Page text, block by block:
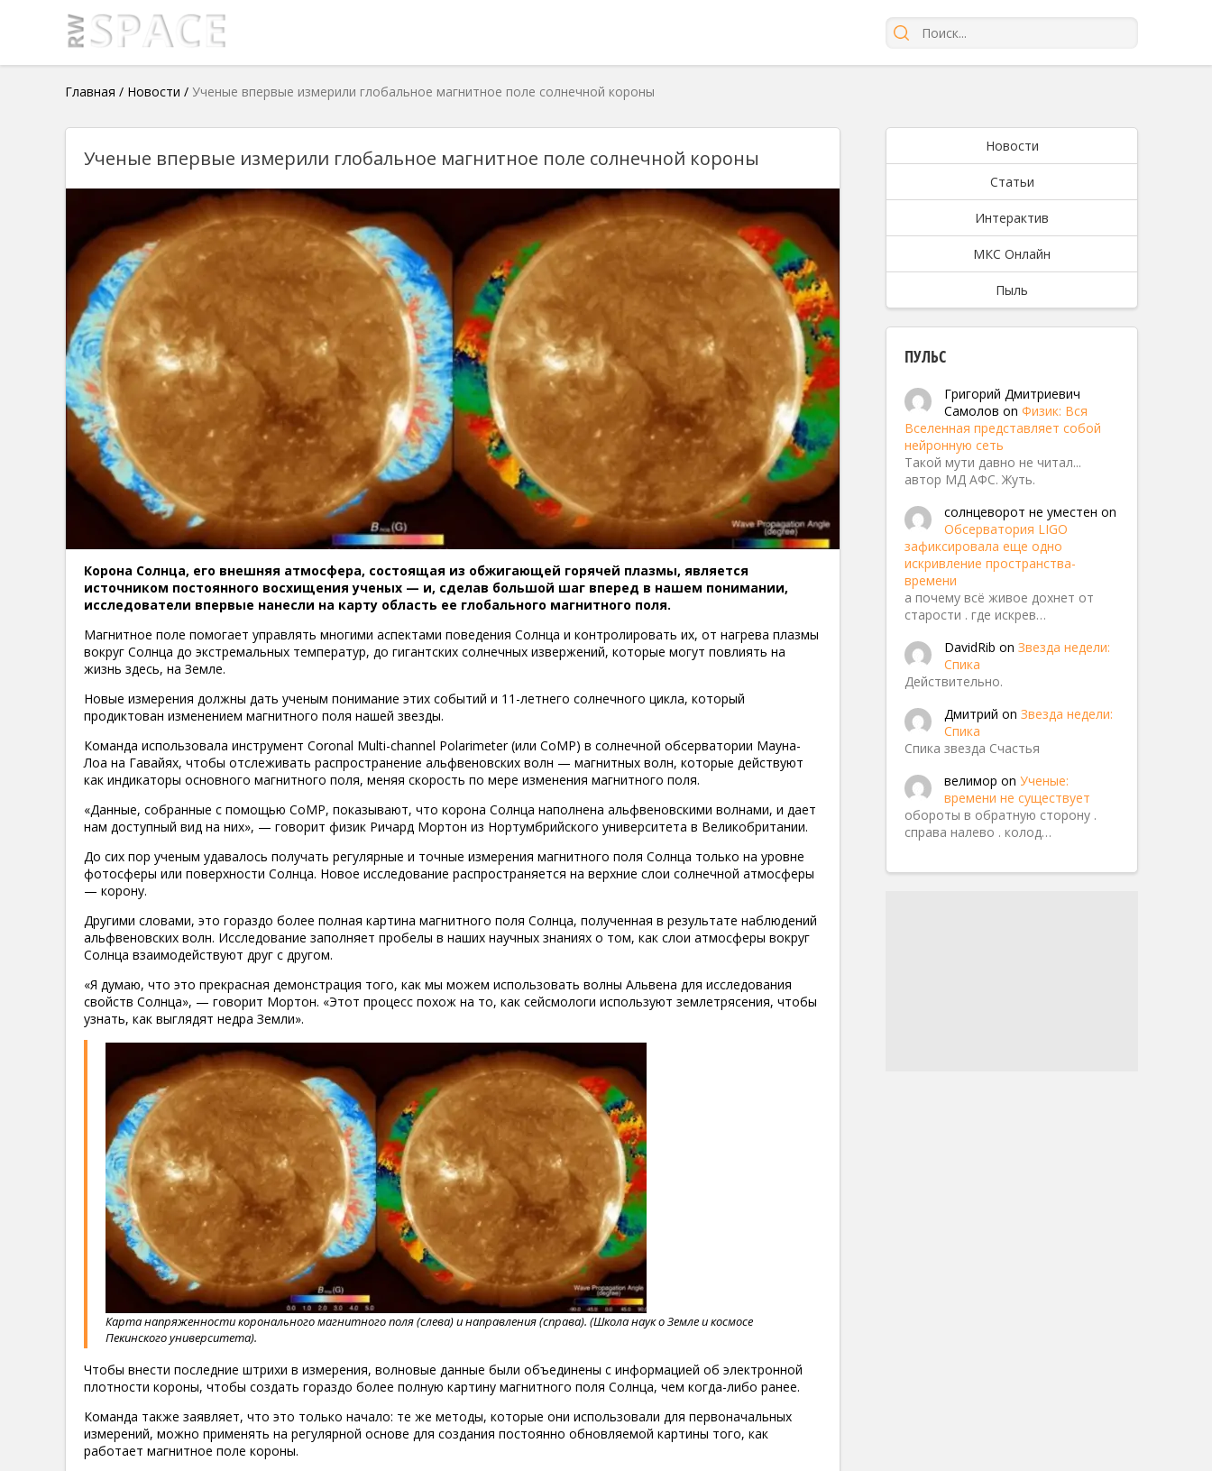
Главная / Новости / Ученые впервые измерили глобальное магнитное поле солнечной короны
Ученые впервые измерили глобальное магнитное поле солнечной короны
Корона Солнца, его внешняя атмосфера, состоящая из обжигающей горячей плазмы, является
источником постоянного восхищения ученых — и, сделав большой шаг вперед в нашем понимании,
исследователи впервые нанесли на карту область ее глобального магнитного поля.
Магнитное поле помогает управлять многими аспектами поведения Солнца и контролировать их, от нагрева плазмы
вокруг Солнца до экстремальных температур, до гигантских солнечных извержений, которые могут повлиять на
жизнь здесь, на Земле.
Новые измерения должны дать ученым понимание этих событий и 11-летнего солнечного цикла, который
продиктован изменением магнитного поля нашей звезды.
Команда использовала инструмент Coronal Multi-channel Polarimeter (или CoMP) в солнечной обсерватории Мауна-
Лоа на Гавайях, чтобы отслеживать распространение альфвеновских волн — магнитных волн, которые действуют
как индикаторы основного магнитного поля, меняя скорость по мере изменения магнитного поля.
«Данные, собранные с помощью CoMP, показывают, что корона Солнца наполнена альфвеновскими волнами, и дает
нам доступный вид на них», — говорит физик Ричард Мортон из Нортумбрийского университета в Великобритании.
До сих пор ученым удавалось получать регулярные и точные измерения магнитного поля Солнца только на уровне
фотосферы или поверхности Солнца. Новое исследование распространяется на верхние слои солнечной атмосферы
— корону.
Другими словами, это гораздо более полная картина магнитного поля Солнца, полученная в результате наблюдений
альфвеновских волн. Исследование заполняет пробелы в наших научных знаниях о том, как слои атмосферы вокруг
Солнца взаимодействуют друг с другом.
«Я думаю, что это прекрасная демонстрация того, как мы можем использовать волны Альвена для исследования
свойств Солнца», — говорит Мортон. «Этот процесс похож на то, как сейсмологи используют землетрясения, чтобы
узнать, как выглядят недра Земли».
Карта напряженности коронального магнитного поля (слева) и направления (справа). (Школа наук о Земле и космосе
Пекинского университета).
Чтобы внести последние штрихи в измерения, волновые данные были объединены с информацией об электронной
плотности короны, чтобы создать гораздо более полную картину магнитного поля Солнца, чем когда-либо ранее.
Команда также заявляет, что это только начало: те же методы, которые они использовали для первоначальных
измерений, можно применять на регулярной основе для создания постоянно обновляемой картины того, как
работает магнитное поле короны.
Новости
Статьи
Интерактив
МКС Онлайн
Пыль
ПУЛЬС
Григорий Дмитриевич
Самолов on Физик: Вся
Вселенная представляет собой
нейронную сеть
Такой мути давно не читал...
автор МД АФС. Жуть.
солнцеворот не уместен on
Обсерватория LIGO
зафиксировала еще одно
искривление пространства-
времени
а почему всё живое дохнет от
старости . где искрев…
DavidRib on Звезда недели:
Спика
Действительно.
Дмитрий on Звезда недели:
Спика
Спика звезда Счастья
велимор on Ученые:
времени не существует
обороты в обратную сторону .
справа налево . колод…